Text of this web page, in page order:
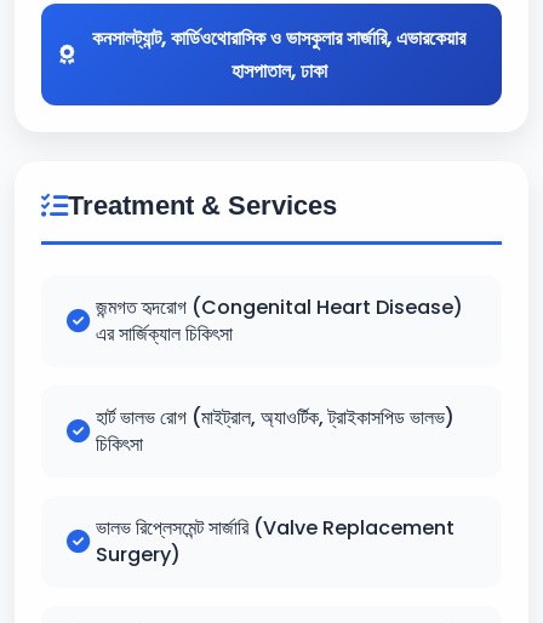
কনসালট্যান্ট, কার্ডিওথোরাসিক ও ভাসকুলার সার্জারি, এভারকেয়ার
হাসপাতাল, ঢাকা
Treatment & Services
জন্মগত হৃদরোগ (Congenital Heart Disease)
এর সার্জিক্যাল চিকিৎসা
হার্ট ভালভ রোগ (মাইট্রাল, অ্যাওর্টিক, ট্রাইকাসপিড ভালভ)
চিকিৎসা
ভালভ রিপ্লেসমেন্ট সার্জারি (Valve Replacement
Surgery)